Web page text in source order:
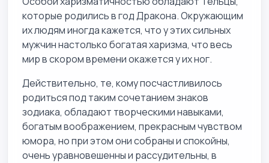
которые родились в год Дракона. Окружающим
их людям иногда кажется, что у этих сильных
мужчин настолько богатая харизма, что весь
мир в скором времени окажется у их ног.
Действительно, те, кому посчастливилось
родиться под таким сочетанием знаков
зодиака, обладают творческими навыками,
богатым воображением, прекрасным чувством
юмора, но при этом они собраны и спокойны,
очень уравновешенны и рассудительны, в